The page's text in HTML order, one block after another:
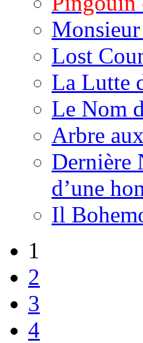
Lost
La Lutte
Le Nom
Arbre
Dernière
d’une
Il
1
2
3
4